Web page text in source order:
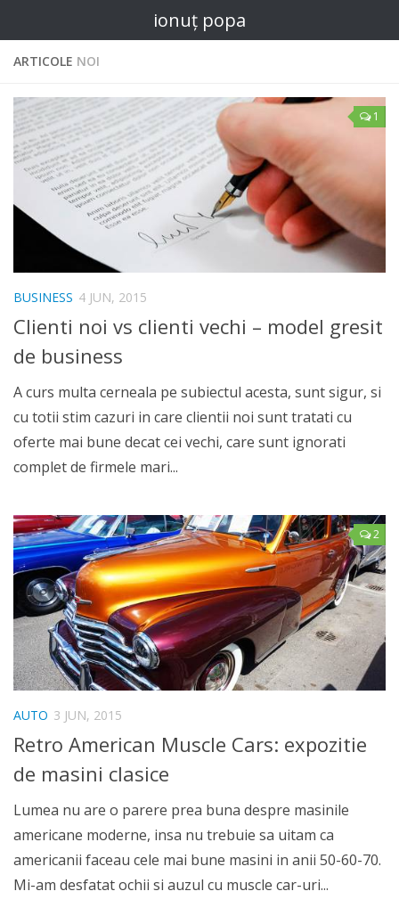
ionuț popa
ARTICOLE NOI
1
BUSINESS 4 JUN, 2015
Clienti noi vs clienti vechi – model gresit
de business
A curs multa cerneala pe subiectul acesta, sunt sigur, si
cu totii stim cazuri in care clientii noi sunt tratati cu
oferte mai bune decat cei vechi, care sunt ignorati
complet de firmele mari...
2
AUTO 3 JUN, 2015
Retro American Muscle Cars: expozitie
de masini clasice
Lumea nu are o parere prea buna despre masinile
americane moderne, insa nu trebuie sa uitam ca
americanii faceau cele mai bune masini in anii 50-60-70.
Mi-am desfatat ochii si auzul cu muscle car-uri...